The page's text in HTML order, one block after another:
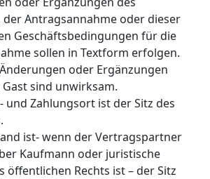
der Antragsannahme oder dieser
Geschäftsbedingungen für die
sollen in Textform erfolgen.
oder Ergänzungen
sind unwirksam.
und Zahlungsort ist der Sitz des
ist- wenn der Vertragspartner
Kaufmann oder juristische
öffentlichen Rechts ist – der Sitz